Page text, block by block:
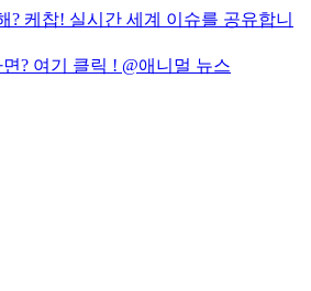
? 케찹! 실시간 세계 이슈를 공유합니
? 여기 클릭 ! @애니멀 뉴스